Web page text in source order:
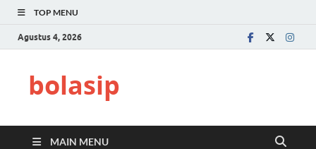
TOP MENU
Agustus 4, 2026
bolasip
MAIN MENU